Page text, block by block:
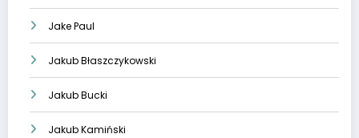
Jake Paul
Jakub Błaszczykowski
Jakub Bucki
Jakub Kamiński